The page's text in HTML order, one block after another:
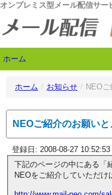
オンプレミス型メール配信サー
ホーム
ホーム / お知らせ / NEO
NEOご紹介のお願いと
登録日: 2008-08-27 10:52:53
下記のページの中にある「
NEOをご紹介していただけ